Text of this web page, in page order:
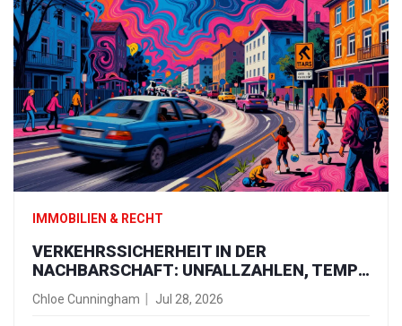
IMMOBILIEN & RECHT
VERKEHRSSICHERHEIT IN DER
NACHBARSCHAFT: UNFALLZAHLEN, TEMPO
30 UND WIRKSAME VERKEHRSBERUHIGUNG
Chloe Cunningham Jul 28, 2026